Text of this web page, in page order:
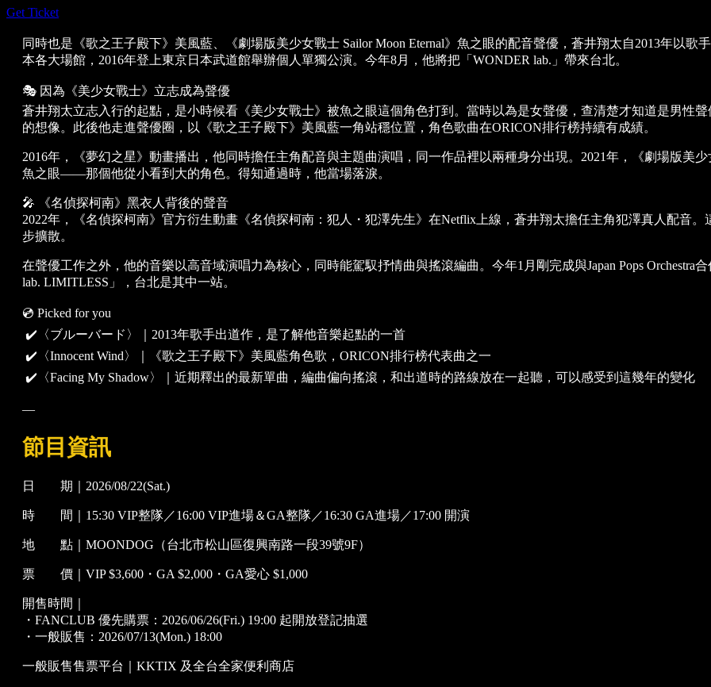
Get Ticket
同時也是《歌之王子殿下》美風藍、《劇場版美少女戰士 Sailor Moon Eternal》魚之眼的配音聲優，蒼井翔太自2013年以歌
本各大場館，2016年登上東京日本武道館舉辦個人單獨公演。今年8月，他將把「WONDER lab.」帶來台北。
🎭 因為《美少女戰士》立志成為聲優
蒼井翔太立志入行的起點，是小時候看《美少女戰士》被魚之眼這個角色打到。當時以為是女聲優，查清楚才知道是男性
的想像。此後他走進聲優圈，以《歌之王子殿下》美風藍一角站穩位置，角色歌曲在ORICON排行榜持續有成績。
2016年，《夢幻之星》動畫播出，他同時擔任主角配音與主題曲演唱，同一作品裡以兩種身分出現。2021年，《劇場版美
魚之眼——那個他從小看到大的角色。得知通過時，他當場落淚。
🎤 《名偵探柯南》黑衣人背後的聲音
2022年，《名偵探柯南》官方衍生動畫《名偵探柯南：犯人・犯澤先生》在Netflix上線，蒼井翔太擔任主角犯澤真人配音
步擴散。
在聲優工作之外，他的音樂以高音域演唱力為核心，同時能駕馭抒情曲與搖滾編曲。今年1月剛完成與Japan Pops Orchestra
lab. LIMITLESS」，台北是其中一站。
💿 Picked for you
✔️〈ブルーバード〉｜2013年歌手出道作，是了解他音樂起點的一首
✔️〈Innocent Wind〉｜《歌之王子殿下》美風藍角色歌，ORICON排行榜代表曲之一
✔️〈Facing My Shadow〉｜近期釋出的最新單曲，編曲偏向搖滾，和出道時的路線放在一起聽，可以感受到這幾年的變化
—
節目資訊
日 期｜2026/08/22(Sat.)
時 間｜15:30 VIP整隊／16:00 VIP進場＆GA整隊／16:30 GA進場／17:00 開演
地 點｜MOONDOG（台北市松山區復興南路一段39號9F）
票 價｜VIP $3,600・GA $2,000・GA愛心 $1,000
開售時間｜
・FANCLUB 優先購票：2026/06/26(Fri.) 19:00 起開放登記抽選
・一般販售：2026/07/13(Mon.) 18:00
一般販售售票平台｜KKTIX 及全台全家便利商店